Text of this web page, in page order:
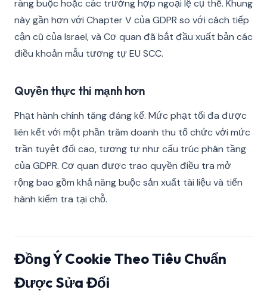
ràng buộc hoặc các trường hợp ngoại lệ cụ thể. Khung
này gần hơn với Chapter V của GDPR so với cách tiếp
cận cũ của Israel, và Cơ quan đã bắt đầu xuất bản các
điều khoản mẫu tương tự EU SCC.
Quyền thực thi mạnh hơn
Phạt hành chính tăng đáng kể. Mức phạt tối đa được
liên kết với một phần trăm doanh thu tổ chức với mức
trần tuyệt đối cao, tương tự như cấu trúc phân tầng
của GDPR. Cơ quan được trao quyền điều tra mở
rộng bao gồm khả năng buộc sản xuất tài liệu và tiến
hành kiểm tra tại chỗ.
Đồng Ý Cookie Theo Tiêu Chuẩn
Được Sửa Đổi